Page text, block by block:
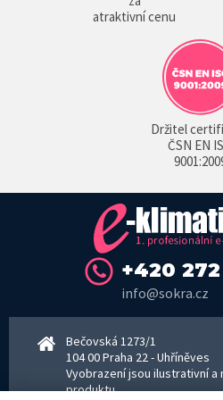
atraktivní cenu
Držitel
ČSN EN
+420
info@sokra.cz
Bečovská 1273/1
104 00 Praha 22 - Uhříněves
Vyobrazení jsou ilustrativní
produktu.